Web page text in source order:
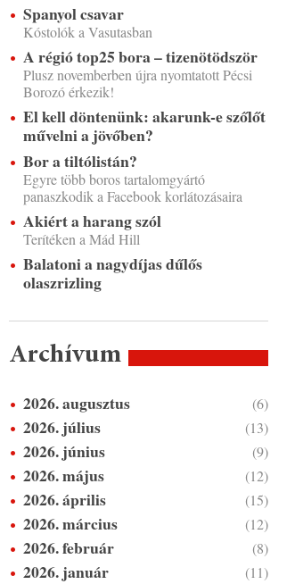
Spanyol csavar
Kóstolók a Vasutasban
A régió top25 bora – tizenötödször
Plusz novemberben újra nyomtatott Pécsi
Borozó érkezik!
El kell döntenünk: akarunk-e szőlőt
művelni a jövőben?
Bor a tiltólistán?
Egyre több boros tartalomgyártó
panaszkodik a Facebook korlátozásaira
Akiért a harang szól
Terítéken a Mád Hill
Balatoni a nagydíjas dűlős
olaszrizling
Archívum
2026. augusztus (6)
2026. július (13)
2026. június (9)
2026. május (12)
2026. április (15)
2026. március (12)
2026. február (8)
2026. január (11)